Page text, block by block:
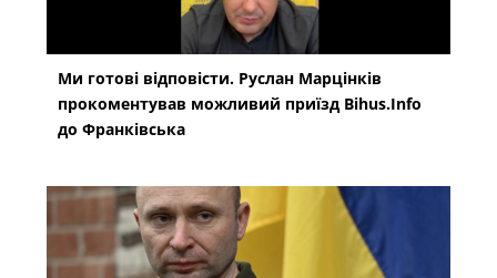
Ми готові відповісти. Руслан Марцінків
прокоментував можливий приїзд Bihus.Info
до Франківська